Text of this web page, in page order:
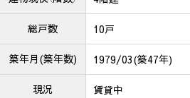
総戸数 10戸
築年月(築年数) 1979/03(築47年)
現況 賃貸中